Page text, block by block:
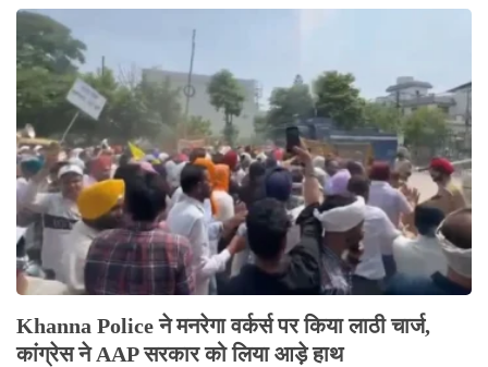
Khanna Police ने मनरेगा वर्कर्स पर किया लाठी चार्ज,
कांग्रेस ने AAP सरकार को लिया आड़े हाथ